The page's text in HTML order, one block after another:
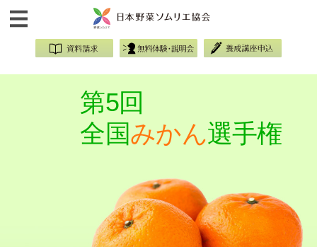
第5回
全国みかん選手権